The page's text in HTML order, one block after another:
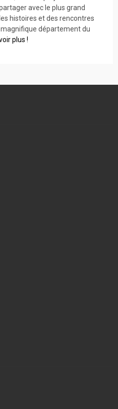
avec le plus grand
histoires et des rencontres
département du
plus !